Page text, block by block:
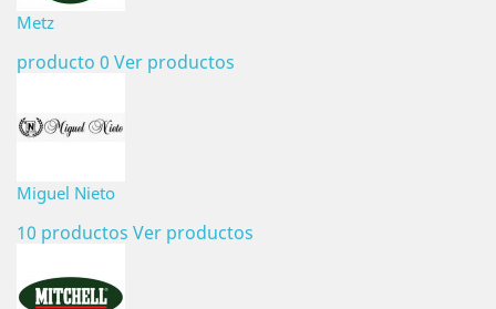
Metz
producto 0 Ver productos
Miguel Nieto
10 productos Ver productos